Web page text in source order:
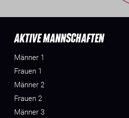
AKTIVE MANNSCHAFTEN
Männer 1
Frauen 1
Männer 2
Frauen 2
Männer 3